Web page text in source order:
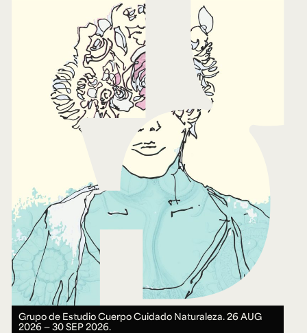
Grupo de Estudio Cuerpo Cuidado Naturaleza.26 AUG
2026 ― 30 SEP 2026.